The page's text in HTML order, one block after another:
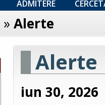
ADMITERE
» Alerte
Alerte
iun 30, 2026